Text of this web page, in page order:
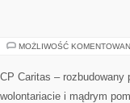
MOŻLIWOŚĆ
CP Caritas – rozbudowany
wolontariacie i mądrym